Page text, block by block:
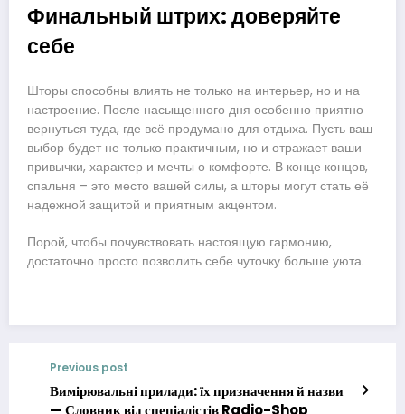
Финальный штрих: доверяйте
себе
Шторы способны влиять не только на интерьер, но и на
настроение. После насыщенного дня особенно приятно
вернуться туда, где всё продумано для отдыха. Пусть ваш
выбор будет не только практичным, но и отражает ваши
привычки, характер и мечты о комфорте. В конце концов,
спальня – это место вашей силы, а шторы могут стать её
надежной защитой и приятным акцентом.
Порой, чтобы почувствовать настоящую гармонию,
достаточно просто позволить себе чуточку больше уюта.
Previous post
Вимірювальні прилади: їх призначення й назви
— Словник від спеціалістів Radio-Shop